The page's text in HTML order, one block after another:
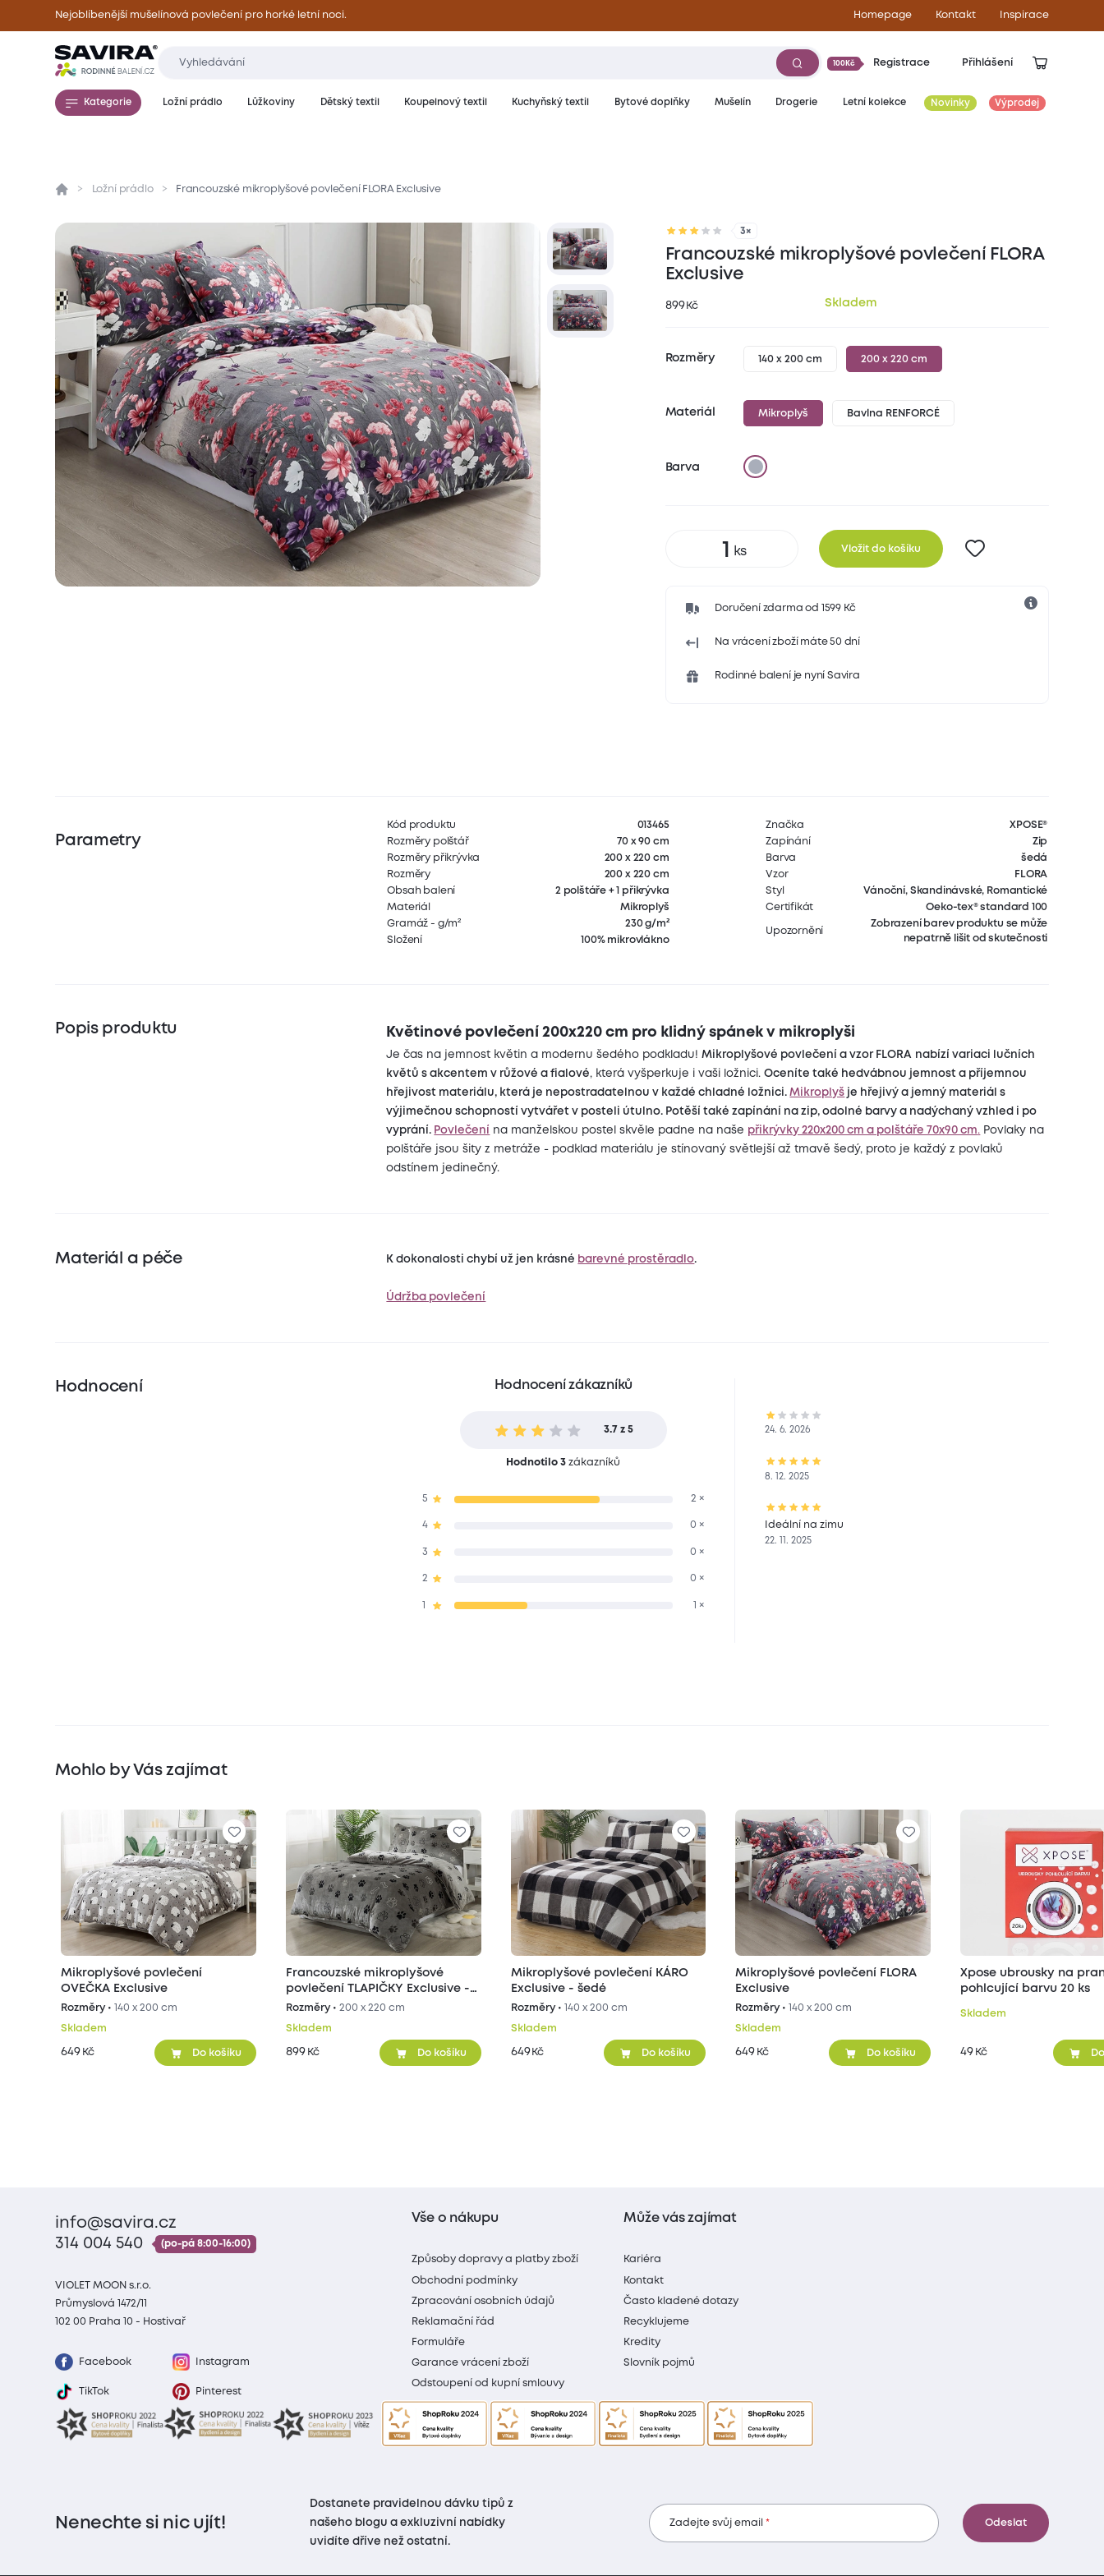
Nejoblíbenější mušelínová povlečení pro horké letní noci. Homepage Kontakt Inspirace
100Kč Registrace Přihlášení
Kategorie Ložní prádlo Lůžkoviny Dětský textil Koupelnový textil Kuchyňský textil Bytové doplňky Mušelín Drogerie Letní kolekce Novinky Výprodej
Přehled Parametry Popis produktu Materiál a péče
Ložní prádlo Francouzské mikroplyšové povlečení FLORA Exclusive
3×
Francouzské mikroplyšové povlečení FLORA
Exclusive
899 Kč Skladem
Rozměry 140 x 200 cm 200 x 220 cm
Materiál Mikroplyš Bavlna RENFORCÉ
Barva
Vložit do košíku
Doručení zdarma od 1599 Kč
Na vrácení zboží máte 50 dní
Rodinné balení je nyní Savira
Parametry
Kód produktu
013465
Rozměry polštář
70 x 90 cm
Rozměry přikrývka
200 x 220 cm
Rozměry
200 x 220 cm
Obsah balení
2 polštáře + 1 přikrývka
Materiál
Mikroplyš
Gramáž - g/m²
230 g/m²
Složení
100% mikrovlákno
Značka
XPOSE®
Zapínání
Zip
Barva
šedá
Vzor
FLORA
Styl
Vánoční, Skandinávské, Romantické
Certifikát
Oeko-tex® standard 100
Upozornění
Zobrazení barev produktu se může
nepatrně lišit od skutečnosti
Popis produktu Květinové povlečení 200x220 cm pro klidný spánek v mikroplyši
Je čas na jemnost květin a modernu šedého podkladu!Mikroplyšové povlečení a vzor FLORA nabízí variaci lučních
květů s akcentem v růžové a fialové, která vyšperkuje i vaši ložnici.Oceníte také hedvábnou jemnost a příjemnou
hřejivost materiálu, která je nepostradatelnou v každé chladné ložnici.Mikroplyš je hřejivý a jemný materiál s
výjimečnou schopností vytvářet v posteli útulno. Potěší také zapínání na zip, odolné barvy a nadýchaný vzhled i po
vyprání. Povlečení na manželskou postel skvěle padne na naše přikrývky 220x200 cm a polštáře 70x90 cm. Povlaky na
polštáře jsou šity z metráže - podklad materiálu je stínovaný světlejší až tmavě šedý, proto je každý z povlaků
odstínem jedinečný.
Materiál a péče K dokonalosti chybí už jen krásné barevné prostěradlo.
Údržba povlečení
Hodnocení Hodnocení zákazníků
3.7 z 5
Hodnotilo 3 zákazníků
5 2 ×
4 0 ×
3 0 ×
2 0 ×
1 ×
24. 6. 2026
8. 12. 2025
Ideální na zimu
22. 11. 2025
Mohlo by Vás zajímat
Mikroplyšové povlečení
OVEČKA Exclusive
Rozměry • 140 x 200 cm
Skladem
649 Kč Do košíku
Francouzské mikroplyšové
povlečení TLAPIČKY Exclusive -
šedé
Rozměry • 200 x 220 cm
Skladem
899 Kč Do košíku
Mikroplyšové povlečení KÁRO
Exclusive - šedé
Rozměry • 140 x 200 cm
Skladem
649 Kč Do košíku
Mikroplyšové povlečení FLORA
Exclusive
Rozměry • 140 x 200 cm
Skladem
649 Kč Do košíku
Xpose ubrousky na
pohlcující barvu 20 ks
Skladem
49 Kč
info@savira.cz
314 004 540
(po-pá 8:00-16:00)
VIOLET MOON s.r.o.
Průmyslová 1472/11
102 00 Praha 10 - Hostivař
Facebook Instagram
TikTok Pinterest
Vše o nákupu
Způsoby dopravy a platby zboží
Obchodní podmínky
Zpracování osobních údajů
Reklamační řád
Formuláře
Garance vrácení zboží
Odstoupení od kupní smlouvy
Může vás zajímat
Kariéra
Kontakt
Často kladené dotazy
Recyklujeme
Kredity
Slovník pojmů
Nenechte si nic ujít!
Dostanete pravidelnou dávku tipů z
našeho blogu a exkluzivní nabídky
uvidíte dříve než ostatní.
Zadejte svůj email Odeslat